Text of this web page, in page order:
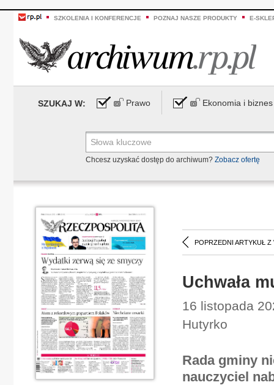
SZKOLENIA I KONFERENCJE POZNAJ NASZE PRODUKTY E-
SZUKAJ W: Prawo Ekonomia i biznes
Chcesz uzyskać dostęp do archiwum? Zobacz ofertę
POPRZEDNI ARTYKUŁ Z
Uchwała
16 listopada
Hutyrko
Rada gminy
nauczyciel